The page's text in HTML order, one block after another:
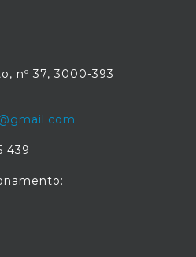
nº 37, 3000-393
439